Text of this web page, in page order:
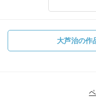
大芦治の作